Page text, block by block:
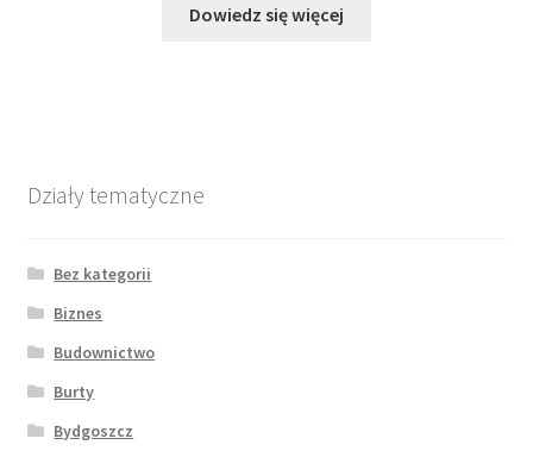
Dowiedz się więcej
Działy tematyczne
Bez kategorii
Biznes
Budownictwo
Burty
Bydgoszcz